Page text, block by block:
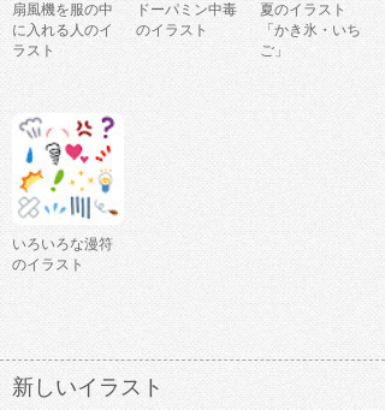
扇風機を服の中
に入れる人のイ
ラスト
ドーパミン中毒
のイラスト
夏のイラスト
「かき氷・いち
ご」
いろいろな漫符
のイラスト
新しいイラスト